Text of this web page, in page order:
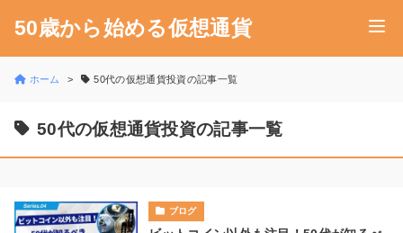
50歳から始める仮想通貨
ホーム 50代の仮想通貨投資の記事一覧
50代の仮想通貨投資の記事一覧
ブログ